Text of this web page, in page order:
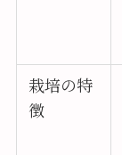
栽培の特
徴